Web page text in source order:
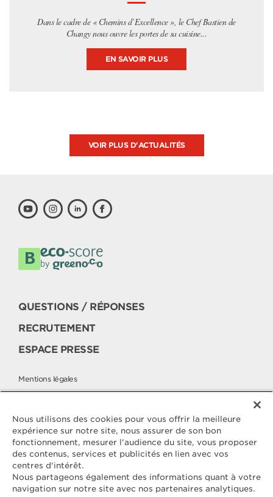
Dans le cadre de « Chemins d’Excellence », le Chef Bastien de
Changy nous ouvre les portes de sa cuisine...
EN SAVOIR PLUS
VOIR PLUS D'ACTUALITÉS
QUESTIONS / RÉPONSES
RECRUTEMENT
ESPACE PRESSE
Mentions légales
Politique de protection des données
Contactez
ELLE & VIRE
Pour toute question ou demande
Nous utilisons des cookies pour vous offrir la meilleure
expérience sur notre site, nous assurer de son bon
fonctionnement, mesurer l'audience du site, vous proposer
des contenus, services et publicités en lien avec vos
centres d'intérêt.
Nous partageons également des informations quant à votre
navigation sur notre site avec nos partenaires analytiques.